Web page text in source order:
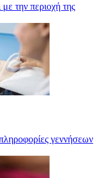
με την περιοχή της
γεννήσεων